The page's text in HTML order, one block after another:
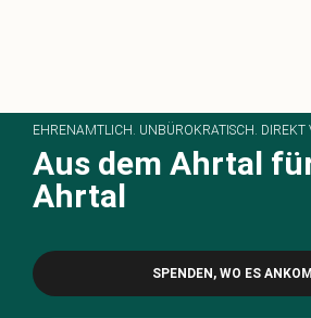
EHRENAMTLICH. UNBÜROKRATISCH. DIREKT
Aus dem Ahrtal
Ahrtal
SPENDEN, WO ES